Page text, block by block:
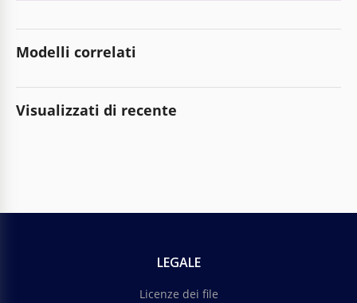
Modelli correlati
Visualizzati di recente
LEGALE
Licenze dei file